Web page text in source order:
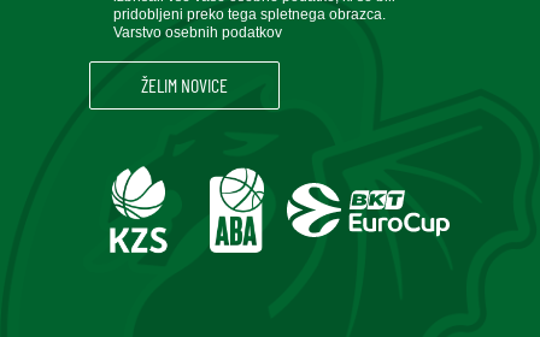
pridobljeni preko tega spletnega obrazca.
Varstvo osebnih podatkov